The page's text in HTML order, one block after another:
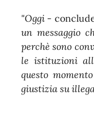
"Oggi -
un messaggio
perchè sono
le istituzioni
questo
giustizia su